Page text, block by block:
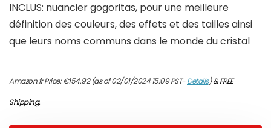
INCLUS: nuancier gogoritas, pour une meilleure
définition des couleurs, des effets et des tailles ainsi
que leurs noms communs dans le monde du cristal
Amazon.fr Price:€154.92(as of 02/01/2024 15:09 PST-Details)&FREE
Shipping.